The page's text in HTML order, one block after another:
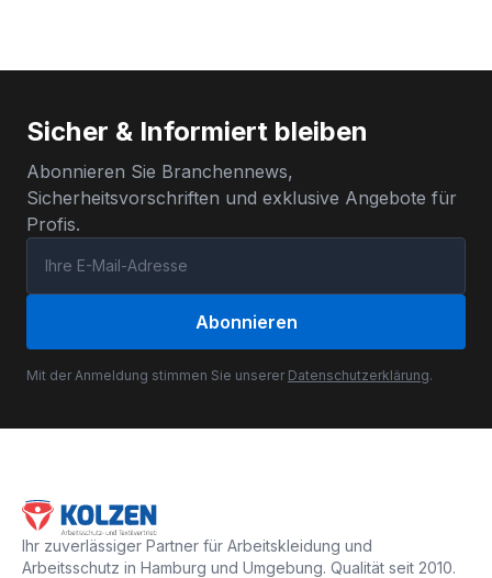
Sicher & Informiert bleiben
Abonnieren Sie Branchennews,
Sicherheitsvorschriften und exklusive Angebote für
Profis.
Abonnieren
Mit der Anmeldung stimmen Sie unserer Datenschutzerklärung.
Ihr zuverlässiger Partner für Arbeitskleidung und
Arbeitsschutz in Hamburg und Umgebung. Qualität seit 2010.